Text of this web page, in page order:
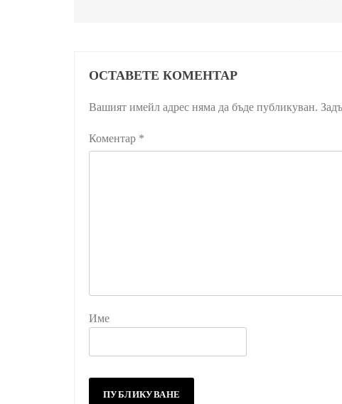
ОСТАВЕТЕ КОМЕНТАР
Вашият имейл адрес няма да бъде публикуван.
Коментар *
Име